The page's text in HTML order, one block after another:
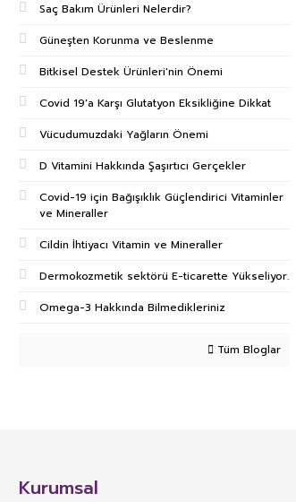
Saç Bakım Ürünleri Nelerdir?
Güneşten Korunma ve Beslenme
Bitkisel Destek Ürünleri'nin Önemi
Covid 19'a Karşı Glutatyon Eksikliğine Dikkat
Vücudumuzdaki Yağların Önemi
D Vitamini Hakkında Şaşırtıcı Gerçekler
Covid-19 için Bağışıklık Güçlendirici Vitaminler
ve Mineraller
Cildin İhtiyacı Vitamin ve Mineraller
Dermokozmetik sektörü E-ticarette Yükseliyor.
Omega-3 Hakkında Bilmedikleriniz
Tüm Bloglar
Kurumsal